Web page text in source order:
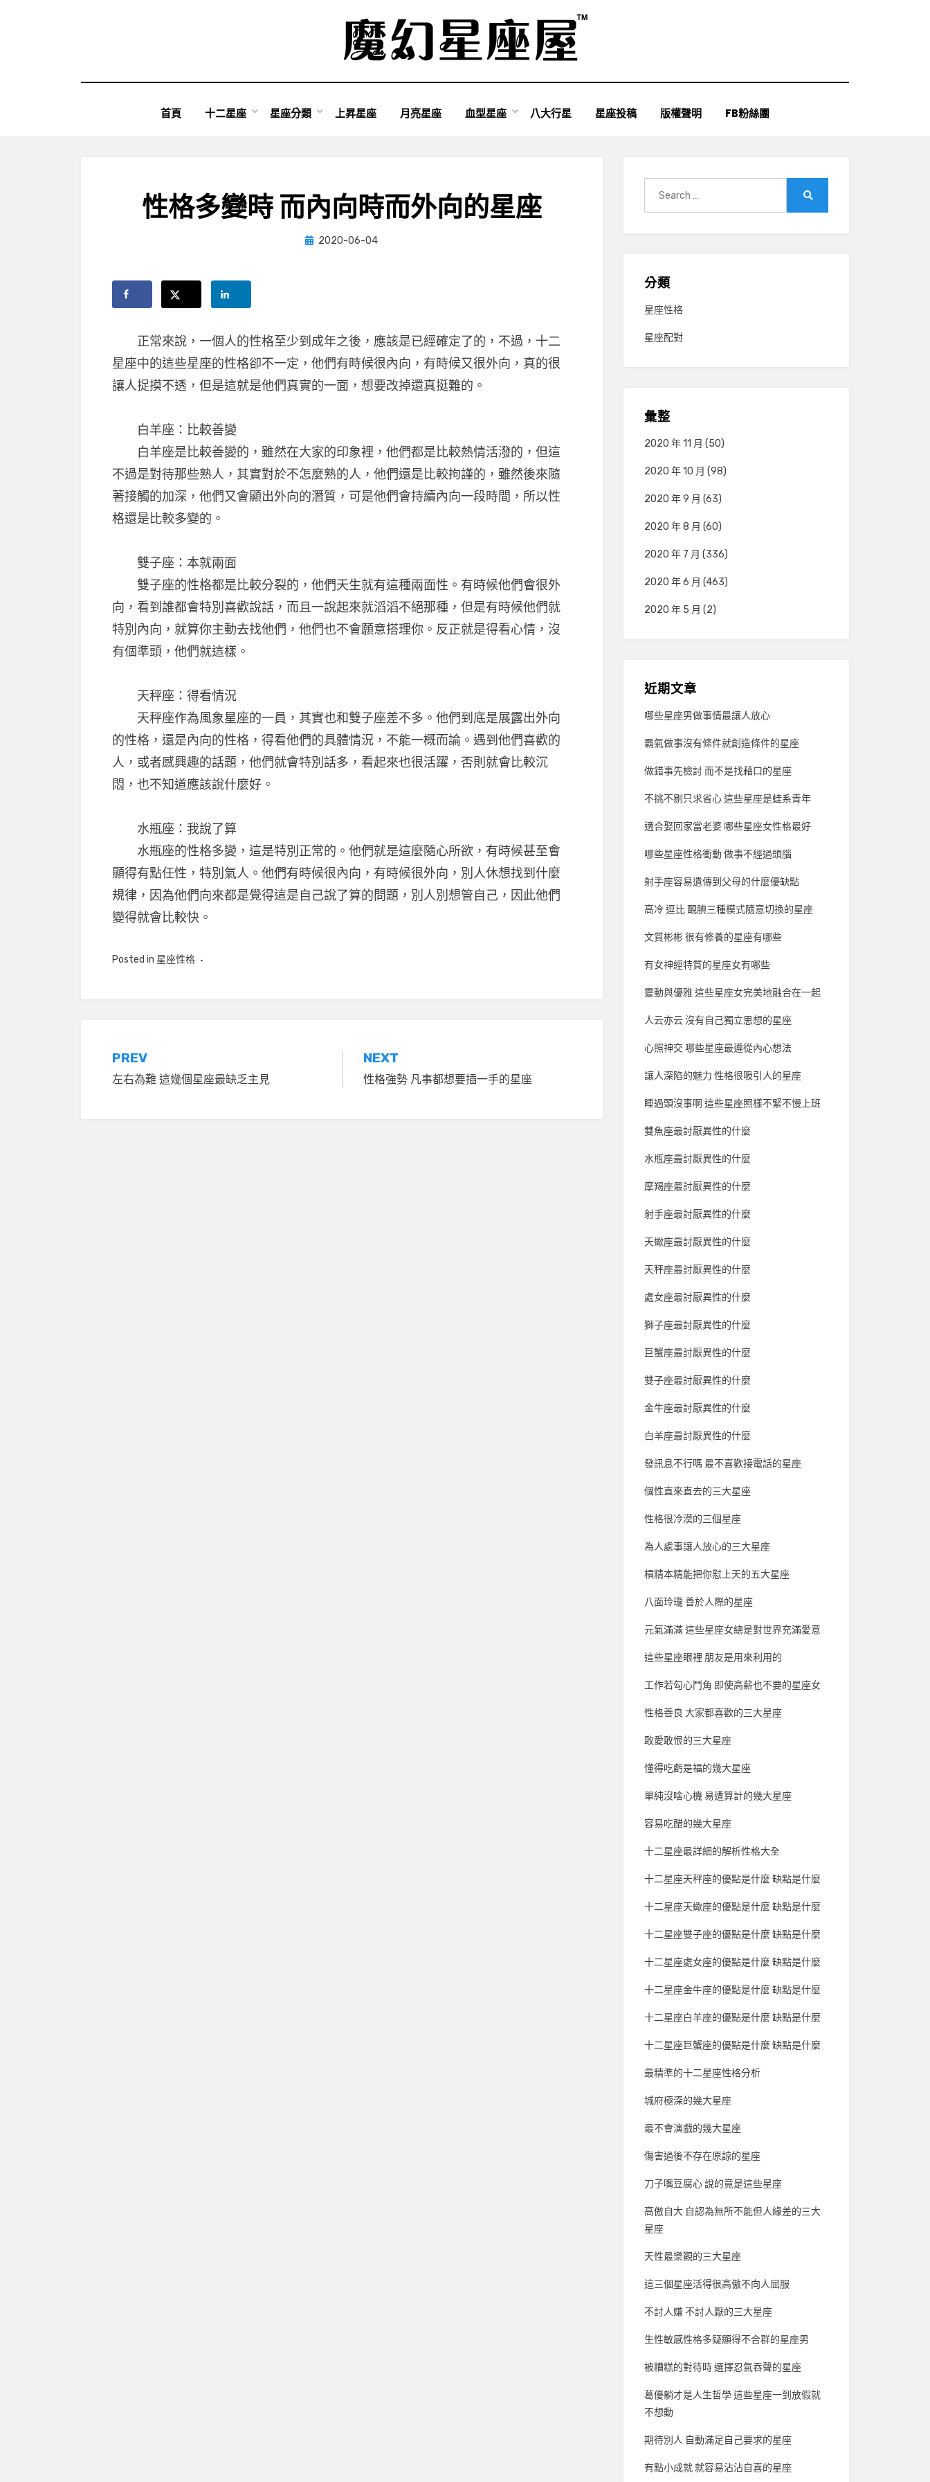
首頁 十二星座 星座分類 上昇星座 月亮星座 血型星座 八大行星 星座投稿 版權聲明 FB粉絲團
性格多變時 而內向時而外向的星座
by小編
Posted
2020-06-04
正常來說，一個人的性格至少到成年之後，應該是已經確定了的，不過，十二
星座中的這些星座的性格卻不一定，他們有時候很內向，有時候又很外向，真的很
讓人捉摸不透，但是這就是他們真實的一面，想要改掉還真挺難的。
白羊座：比較善變
白羊座是比較善變的，雖然在大家的印象裡，他們都是比較熱情活潑的，但這
不過是對待那些熟人，其實對於不怎麼熟的人，他們還是比較拘謹的，雖然後來隨
著接觸的加深，他們又會顯出外向的潛質，可是他們會持續內向一段時間，所以性
格還是比較多變的。
雙子座：本就兩面
雙子座的性格都是比較分裂的，他們天生就有這種兩面性。有時候他們會很外
向，看到誰都會特別喜歡說話，而且一說起來就滔滔不絕那種，但是有時候他們就
特別內向，就算你主動去找他們，他們也不會願意搭理你。反正就是得看心情，沒
有個準頭，他們就這樣。
天秤座：得看情況
天秤座作為風象星座的一員，其實也和雙子座差不多。他們到底是展露出外向
的性格，還是內向的性格，得看他們的具體情況，不能一概而論。遇到他們喜歡的
人，或者感興趣的話題，他們就會特別話多，看起來也很活躍，否則就會比較沉
悶，也不知道應該說什麼好。
水瓶座：我說了算
水瓶座的性格多變，這是特別正常的。他們就是這麼隨心所欲，有時候甚至會
顯得有點任性，特別氣人。他們有時候很內向，有時候很外向，別人休想找到什麼
規律，因為他們向來都是覺得這是自己說了算的問題，別人別想管自己，因此他們
變得就會比較快。
Posted in 星座性格
文
章
PREV
左右為難 這幾個星座最缺乏主見
NEXT
性格強勢 凡事都想要插一手的星座
分類
星座性格
星座配對
彙整
2020 年 11 月 (50)
2020 年 10 月 (98)
2020 年 9 月 (63)
2020 年 8 月 (60)
2020 年 7 月 (336)
2020 年 6 月 (463)
2020 年 5 月 (2)
近期文章
哪些星座男做事情最讓人放心
霸氣做事沒有條件就創造條件的星座
做錯事先檢討 而不是找藉口的星座
不挑不剔只求省心 這些星座是蛙系青年
適合娶回家當老婆 哪些星座女性格最好
哪些星座性格衝動 做事不經過頭腦
射手座容易遺傳到父母的什麼優缺點
高冷 逗比 靦腆三種模式隨意切換的星座
文質彬彬 很有修養的星座有哪些
有女神經特質的星座女有哪些
靈動與優雅 這些星座女完美地融合在一起
人云亦云 沒有自己獨立思想的星座
心照神交 哪些星座最遵從內心想法
讓人深陷的魅力 性格很吸引人的星座
睡過頭沒事啊 這些星座照樣不緊不慢上班
雙魚座最討厭異性的什麼
水瓶座最討厭異性的什麼
摩羯座最討厭異性的什麼
射手座最討厭異性的什麼
天蠍座最討厭異性的什麼
天秤座最討厭異性的什麼
處女座最討厭異性的什麼
獅子座最討厭異性的什麼
巨蟹座最討厭異性的什麼
雙子座最討厭異性的什麼
金牛座最討厭異性的什麼
白羊座最討厭異性的什麼
發訊息不行嗎 最不喜歡接電話的星座
個性直來直去的三大星座
性格很冷漠的三個星座
為人處事讓人放心的三大星座
槓精本精能把你懟上天的五大星座
八面玲瓏 善於人際的星座
元氣滿滿 這些星座女總是對世界充滿愛意
這些星座眼裡 朋友是用來利用的
工作若勾心鬥角 即使高薪也不要的星座女
性格善良 大家都喜歡的三大星座
敢愛敢恨的三大星座
懂得吃虧是福的幾大星座
單純沒啥心機 易遭算計的幾大星座
容易吃醋的幾大星座
十二星座最詳細的解析性格大全
十二星座天秤座的優點是什麼 缺點是什麼
十二星座天蠍座的優點是什麼 缺點是什麼
十二星座雙子座的優點是什麼 缺點是什麼
十二星座處女座的優點是什麼 缺點是什麼
十二星座金牛座的優點是什麼 缺點是什麼
十二星座白羊座的優點是什麼 缺點是什麼
十二星座巨蟹座的優點是什麼 缺點是什麼
最精準的十二星座性格分析
城府極深的幾大星座
最不會演戲的幾大星座
傷害過後不存在原諒的星座
刀子嘴豆腐心 說的竟是這些星座
高傲自大 自認為無所不能但人緣差的三大
星座
天性最樂觀的三大星座
這三個星座活得很高傲不向人屈服
不討人嫌 不討人厭的三大星座
生性敏感性格多疑顯得不合群的星座男
被糟糕的對待時 選擇忍氣吞聲的星座
葛優躺才是人生哲學 這些星座一到放假就
不想動
期待別人 自動滿足自己要求的星座
有點小成就 就容易沾沾自喜的星座